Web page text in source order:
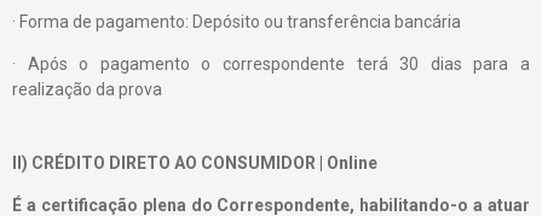
· Forma de pagamento: Depósito ou transferência bancária
· Após o pagamento o correspondente terá 30 dias para a
realização da prova
II) CRÉDITO DIRETO AO CONSUMIDOR | Online
É a certificação plena do Correspondente, habilitando-o a atuar